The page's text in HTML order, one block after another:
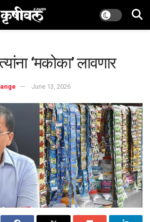
‌‘मकोका‌’ लावणार
June 13, 2026